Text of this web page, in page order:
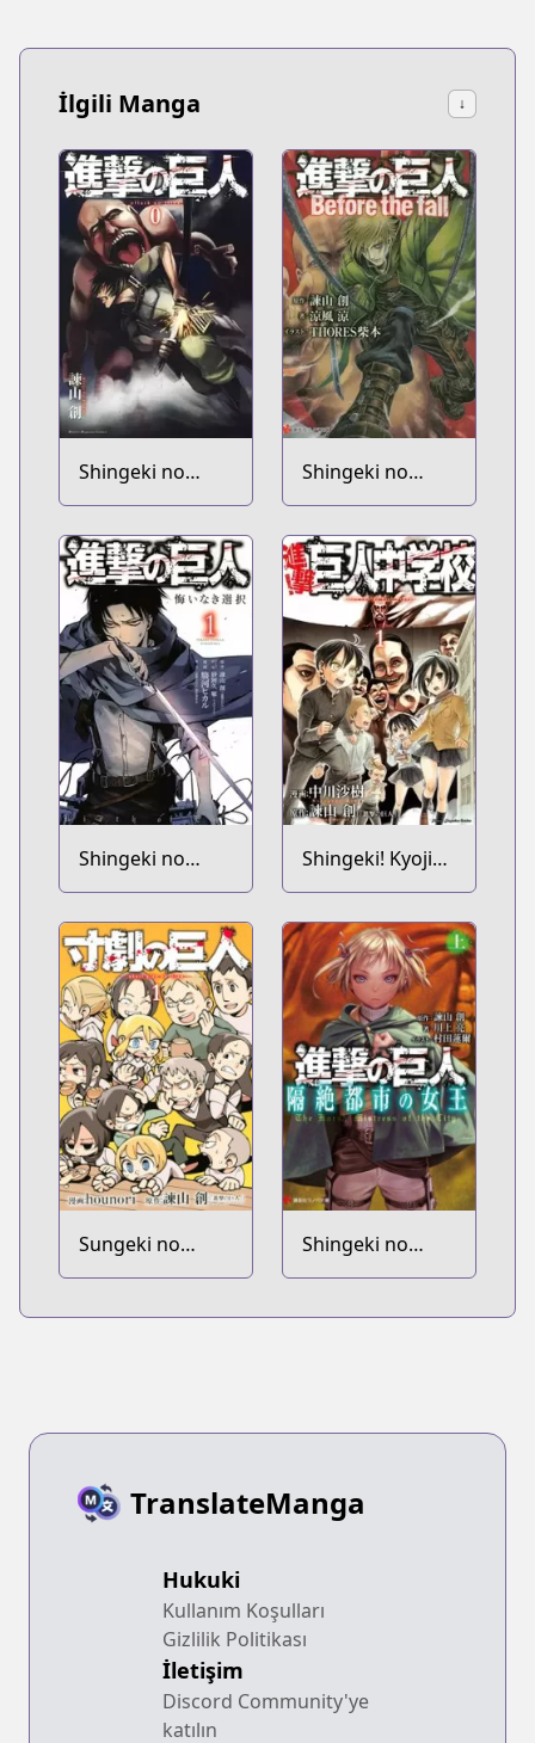
İlgili Manga ↓
Shingeki no
Kyojin Volume 0
Shingeki no
Kyojin: Before
the Fall
Shingeki no
Kyojin: Kuinaki
Sentaku
Shingeki! Kyojin
Chuugakkou
Sungeki no
Kyojin
Shingeki no
Kyojin:
TranslateManga
Hukuki
Kullanım Koşulları
Gizlilik Politikası
İletişim
Discord Community'ye
katılın